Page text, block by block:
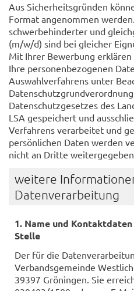
Aus Sicherheitsgründen
Format angenommen
schwerbehinderter und
(m/w/d) sind bei gleicher
Mit Ihrer Bewerbung erklären
Ihre personenbezogenen
Auswahlverfahrens unter
Datenschutzgrundverordnung
Datenschutzgesetzes des
LSA gespeichert und
Verfahrens verarbeitet und
persönlichen Daten werden
nicht an Dritte
weitere
Datenverarbeitung
1. Name und
Stelle
Der für die
Verbandsgemeinde
39397 Gröningen. Sie